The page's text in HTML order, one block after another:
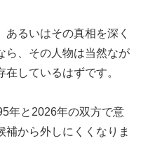
あるいはその真相を深く
ら、その人物は当然なが
しているはずです。
年と2026年の双方で意
補から外しにくくなりま